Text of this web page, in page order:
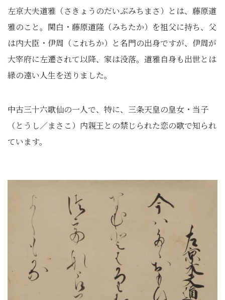
左京大夫道雅（さきょうのだいぶみちまさ）とは、藤原道
雅のこと。関白・藤原道隆（みちたか）を祖父に持ち、父
は内大臣・伊周（これちか）と名門の出身ですが、伊周が
大宰府に左遷されて以降、家は没落。道雅自身も出世とは
縁の遠い人生を送りました。
中古三十六歌仙の一人で、特に、三条天皇の皇女・当子
（とうし／まさこ）内親王との禁じられた恋の歌で知られ
ています。